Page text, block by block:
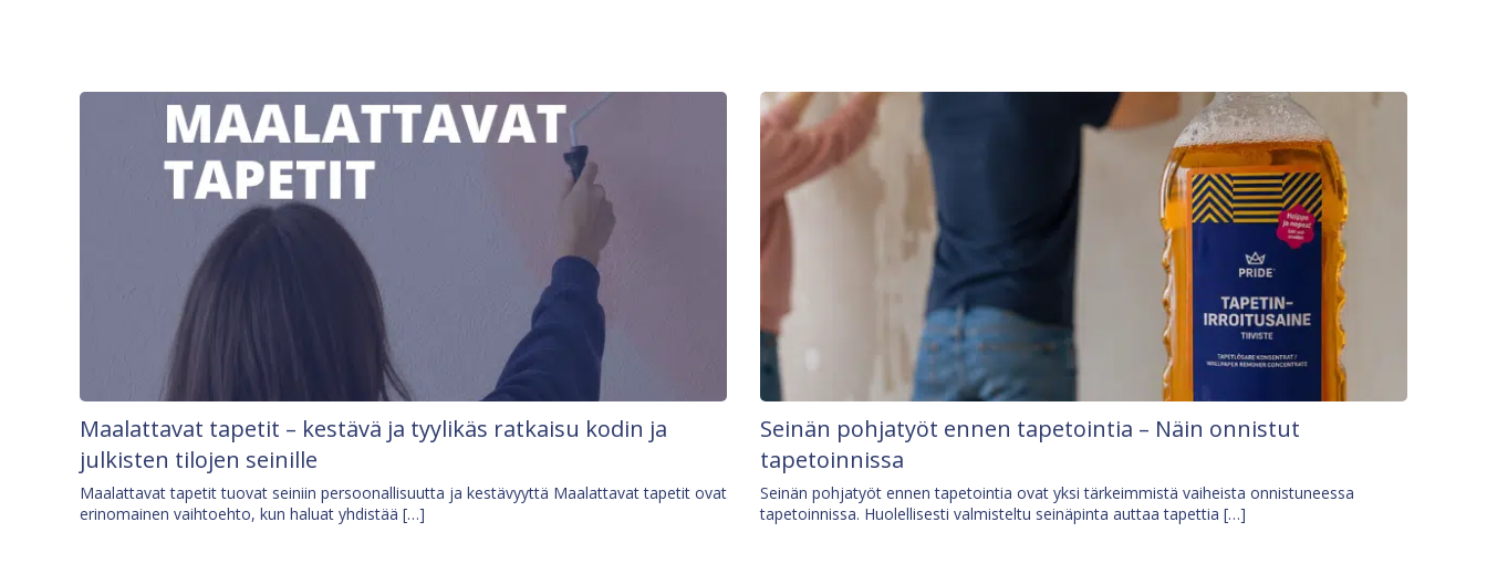
Maalattavat tapetit – kestävä ja tyylikäs ratkaisu kodin ja
julkisten tilojen seinille
Maalattavat tapetit tuovat seiniin persoonallisuutta ja kestävyyttä Maalattavat tapetit ovat
erinomainen vaihtoehto, kun haluat yhdistää […]
Seinän pohjatyöt ennen tapetointia – Näin onnistut
tapetoinnissa
Seinän pohjatyöt ennen tapetointia ovat yksi tärkeimmistä vaiheista onnistuneessa
tapetoinnissa. Huolellisesti valmisteltu seinäpinta auttaa tapettia […]